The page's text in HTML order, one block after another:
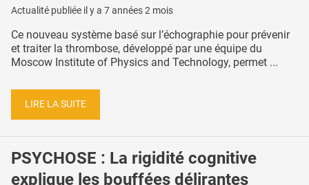
Actualité publiée il y a 7 années 2 mois
Ce nouveau système basé sur l’échographie pour prévenir
et traiter la thrombose, développé par une équipe du
Moscow Institute of Physics and Technology, permet ...
LIRE LA SUITE
PSYCHOSE : La rigidité cognitive
explique les bouffées délirantes